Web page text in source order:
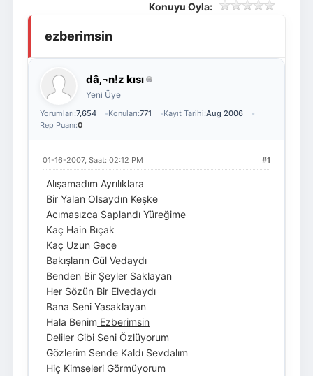
Giriş Yap
Konuyu Oyla:
ezberimsin
dâ‚¬n!z kısı
Yeni Üye
Yorumları:7,654 Konuları:771 Kayıt Tarihi:Aug 2006
Rep Puanı:0
#1
01-16-2007, Saat: 02:12 PM
Alışamadım Ayrılıklara
Bir Yalan Olsaydın Keşke
Acımasızca Saplandı Yüreğime
Kaç Hain Bıçak
Kaç Uzun Gece
Bakışların Gül Vedaydı
Benden Bir Şeyler Saklayan
Her Sözün Bir Elvedaydı
Bana Seni Yasaklayan
Hala Benim Ezberimsin
Deliler Gibi Seni Özlüyorum
Gözlerim Sende Kaldı Sevdalım
Hiç Kimseleri Görmüyorum